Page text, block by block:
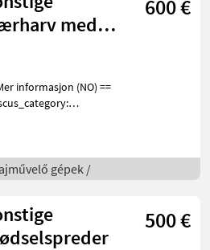
med
600 €
informasjon (NO) ==
9455
images Speci
gépek /
500 €